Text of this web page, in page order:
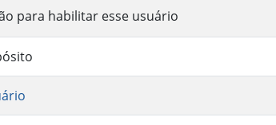
para habilitar esse usuário